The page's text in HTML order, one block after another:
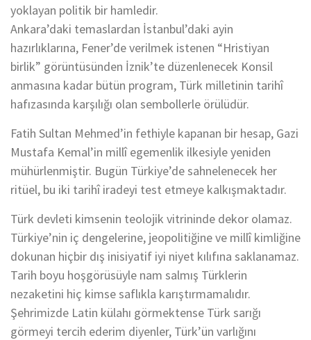
yoklayan politik bir hamledir.
Ankara’daki temaslardan İstanbul’daki ayin
hazırlıklarına, Fener’de verilmek istenen “Hristiyan
birlik” görüntüsünden İznik’te düzenlenecek Konsil
anmasına kadar bütün program, Türk milletinin tarihî
hafızasında karşılığı olan sembollerle örülüdür.
Fatih Sultan Mehmed’in fethiyle kapanan bir hesap, Gazi
Mustafa Kemal’in millî egemenlik ilkesiyle yeniden
mühürlenmiştir. Bugün Türkiye’de sahnelenecek her
ritüel, bu iki tarihî iradeyi test etmeye kalkışmaktadır.
Türk devleti kimsenin teolojik vitrininde dekor olamaz.
Türkiye’nin iç dengelerine, jeopolitiğine ve millî kimliğine
dokunan hiçbir dış inisiyatif iyi niyet kılıfına saklanamaz.
Tarih boyu hoşgörüsüyle nam salmış Türklerin
nezaketini hiç kimse saflıkla karıştırmamalıdır.
Şehrimizde Latin külahı görmektense Türk sarığı
görmeyi tercih ederim diyenler, Türk’ün varlığını